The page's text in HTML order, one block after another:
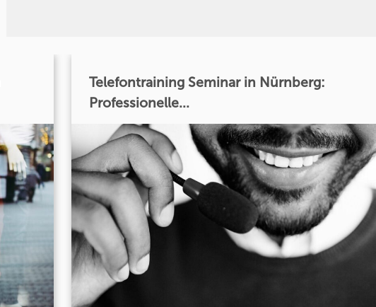
Telefontraining Seminar in Nürnberg:
Professionelle...